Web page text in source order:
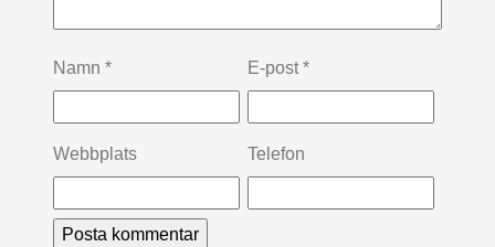
Namn * E-post*
Webbplats Telefon